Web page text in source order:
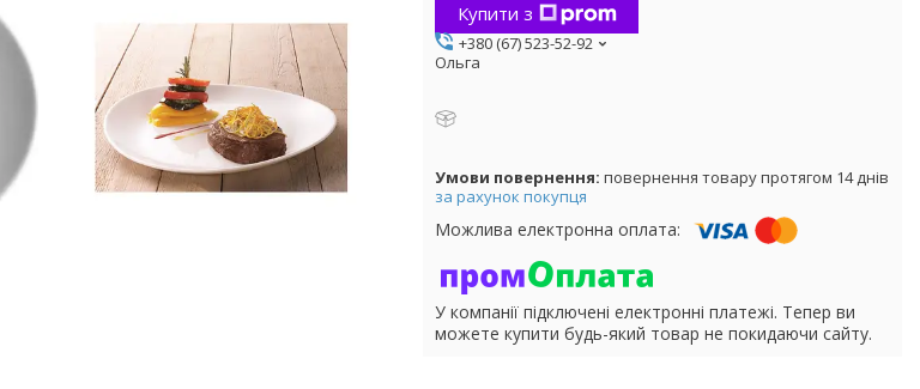
Купити з
+380 (67) 523-52-92
Ольга
повернення товару протягом 14 днів
за рахунок покупця
У компанії підключені електронні платежі. Тепер ви
можете купити будь-який товар не покидаючи сайту.